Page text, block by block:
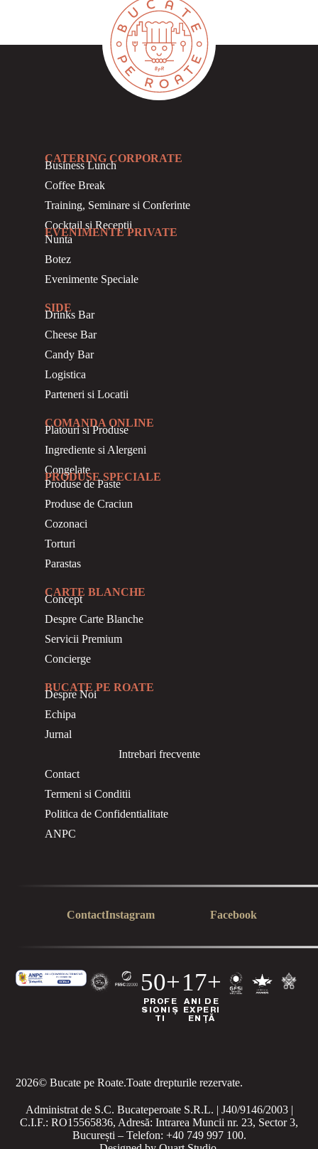
CATERING CORPORATE
BusinessLunch
Coffee Break
Training, Seminare si Conferinte
Cocktail si Receptii
EVENIMENTE PRIVATE
Nunta
Botez
Evenimente Speciale
SIDE
Drinks Bar
Cheese Bar
Candy Bar
Logistica
Parteneri si Locatii
COMANDA ONLINE
Platouri si Produse
Ingrediente si Alergeni
Congelate
PRODUSE SPECIALE
Produse de Paste
Produse de Craciun
Cozonaci
Torturi
Parastas
CARTE BLANCHE
Concept
Despre Carte Blanche
Servicii Premium
Concierge
BUCATE PE ROATE
Despre Noi
Echipa
Jurnal
Intrebari frecvente
Contact
Termeni si Conditii
Politica de Confidentialitate
ANPC
ContactInstagram Facebook
50+
PROFE
SIONIȘ
TI
17+
ANI DE
EXPERI
ENȚĂ
2026© Bucate pe Roate.Toate drepturile rezervate.
Administrat de S.C. Bucateperoate S.R.L. | J40/9146/2003 |
C.I.F.: RO15565836, Adresă: Intrarea Muncii nr. 23, Sector 3,
București – Telefon: +40 749 997 100.